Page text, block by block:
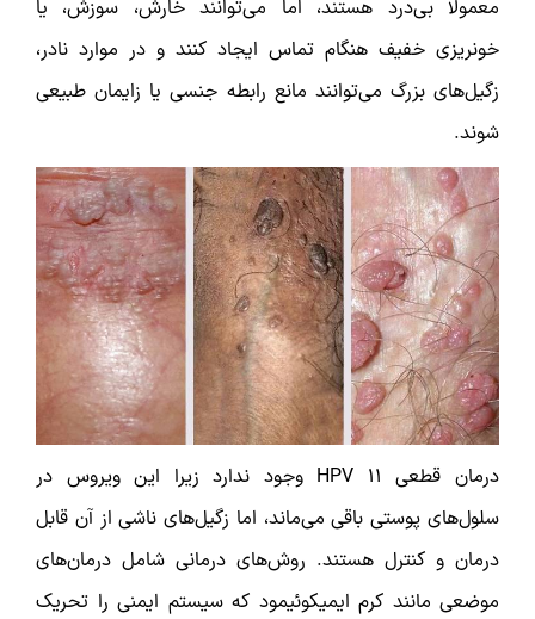
معمولاً بی‌درد هستند، اما می‌توانند خارش، سوزش، یا
خونریزی خفیف هنگام تماس ایجاد کنند و در موارد نادر،
زگیل‌های بزرگ می‌توانند مانع رابطه جنسی یا زایمان طبیعی
شوند.
درمان قطعی HPV 11 وجود ندارد زیرا این ویروس در
سلول‌های پوستی باقی می‌ماند، اما زگیل‌های ناشی از آن قابل
درمان و کنترل هستند. روش‌های درمانی شامل درمان‌های
موضعی مانند کرم ایمیکوئیمود که سیستم ایمنی را تحریک